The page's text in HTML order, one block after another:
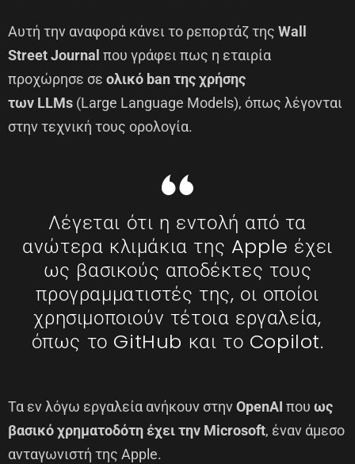
Αυτή την αναφορά κάνει το ρεπορτάζ της Wall
Street Journal που γράφει πως η εταιρία
προχώρησε σε ολικό ban της χρήσης
των LLMs (Large Language Models), όπως λέγονται
στην τεχνική τους ορολογία.
Λέγεται ότι η εντολή από τα
ανώτερα κλιμάκια της Apple έχει
ως βασικούς αποδέκτες τους
προγραμματιστές της, οι οποίοι
χρησιμοποιούν τέτοια εργαλεία,
όπως το GitHub και το Copilot.
Τα εν λόγω εργαλεία ανήκουν στηνOpenAI που ως
βασικό χρηματοδότη έχει την Microsoft, έναν άμεσο
ανταγωνιστή της Apple.